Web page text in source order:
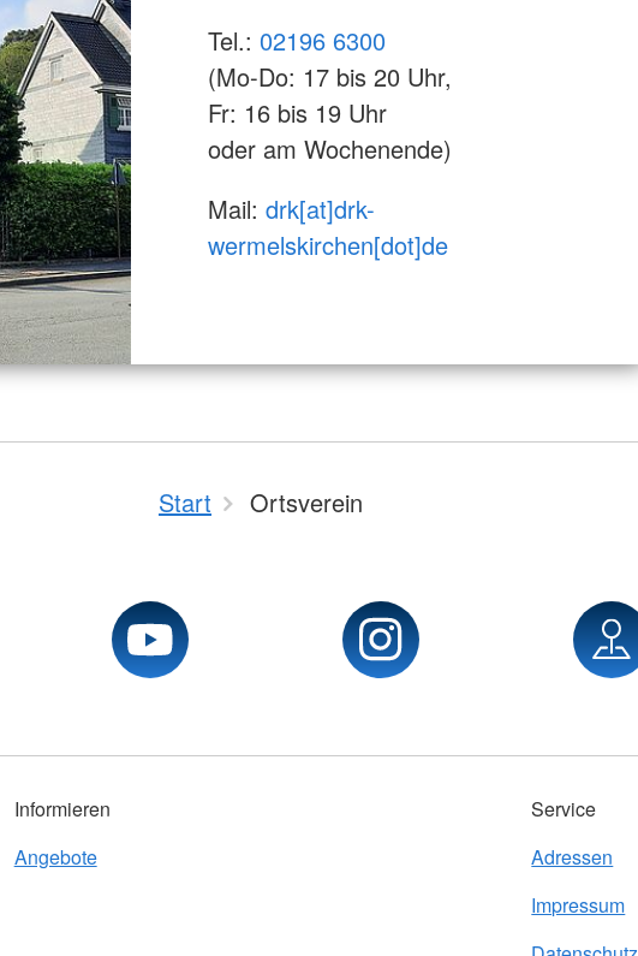
Tel.: 02196 6300
(Mo-Do: 17 bis 20 Uhr,
Fr: 16 bis 19 Uhr
oder am Wochenende)
Mail: drk[at]drk-
wermelskirchen[dot]de
Start Ortsverein
Informieren
Angebote
Service
Adressen
Impressum